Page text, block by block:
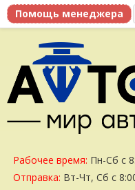
Рабочее время: Пн-Сб с
Отправка: Вт-Чт, Сб с